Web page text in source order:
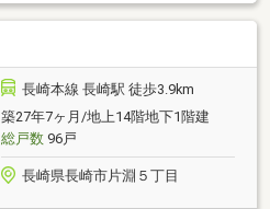
長崎本線 長崎駅 徒歩3.9km
築27年7ヶ月/地上14階地下1階建
総戸数96戸
長崎県長崎市片淵５丁目